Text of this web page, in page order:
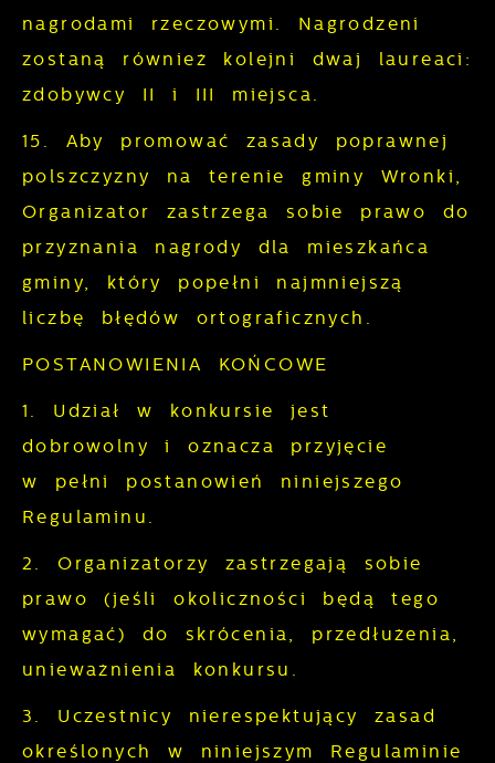
nagrodami rzeczowymi. Nagrodzeni
zostaną również kolejni dwaj laureaci:
zdobywcy II i III miejsca.
15. Aby promować zasady poprawnej
polszczyzny na terenie gminy Wronki,
Organizator zastrzega sobie prawo do
przyznania nagrody dla mieszkańca
gminy, który popełni najmniejszą
liczbę błędów ortograficznych.
POSTANOWIENIA KOŃCOWE
1. Udział w konkursie jest
dobrowolny i oznacza przyjęcie
w pełni postanowień niniejszego
Regulaminu.
2. Organizatorzy zastrzegają sobie
prawo (jeśli okoliczności będą tego
wymagać) do skrócenia, przedłużenia,
unieważnienia konkursu.
3. Uczestnicy nierespektujący zasad
określonych w niniejszym Regulaminie